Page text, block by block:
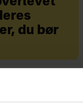
,
du bør